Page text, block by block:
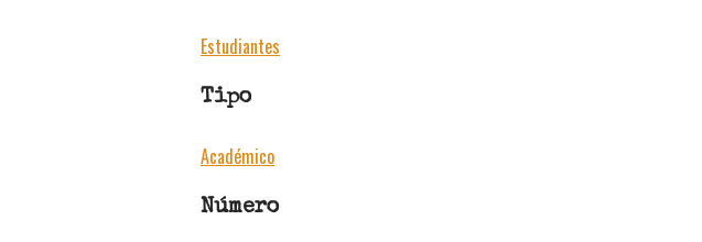
Estudiantes
Tipo
Académico
Número